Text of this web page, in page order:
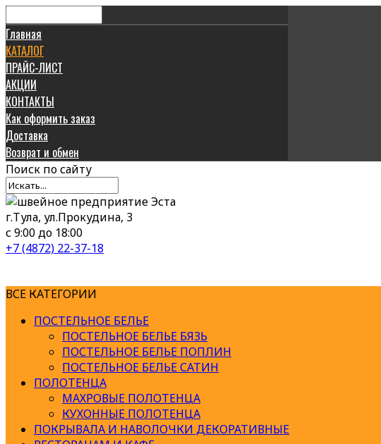
Главная
КАТАЛОГ
ПРАЙС-ЛИСТ
АКЦИИ
КОНТАКТЫ
Как оформить заказ
Доставка
Возврат и обмен
Поиск по сайту
г.Тула, ул.Прокудина, 3
с 9:00 до 18:00
+7 (4872) 22-37-18
ВСЕ КАТЕГОРИИ
ПОСТЕЛЬНОЕ БЕЛЬЕ
ПОСТЕЛЬНОЕ БЕЛЬЕ БЯЗЬ
ПОСТЕЛЬНОЕ БЕЛЬЕ ПОПЛИН
ПОСТЕЛЬНОЕ БЕЛЬЕ САТИН
ПОЛОТЕНЦА
МАХРОВЫЕ ПОЛОТЕНЦА
КУХОННЫЕ ПОЛОТЕНЦА
ПОКРЫВАЛА И НАВОЛОЧКИ ДЕКОРАТИВНЫЕ